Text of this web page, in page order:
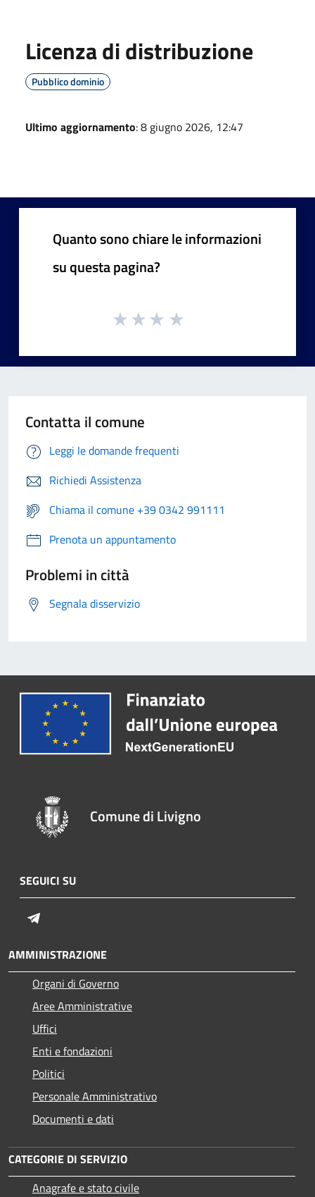
Licenza di distribuzione
Pubblico dominio
Ultimo aggiornamento: 8 giugno 2026, 12:47
Quanto sono chiare le informazioni
su questa pagina?
Contatta il comune
Leggi le domande frequenti
Richiedi Assistenza
Chiama il comune +39 0342 991111
Prenota un appuntamento
Problemi in città
Segnala disservizio
Comune di Livigno
SEGUICI SU
AMMINISTRAZIONE
Organi di Governo
Aree Amministrative
Uffici
Enti e fondazioni
Politici
Personale Amministrativo
Documenti e dati
CATEGORIE DI SERVIZIO
Anagrafe e stato civile